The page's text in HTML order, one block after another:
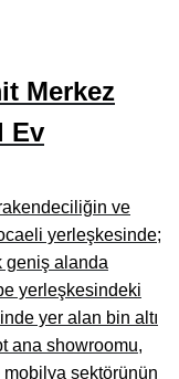
Fabrikaları
Firmaları
Mağazaları
Merkez
Ev
ve
yerleşkesinde;
geniş alanda
yerleşkesindeki
yer alan bin altı
ana showroomu,
sektörünün